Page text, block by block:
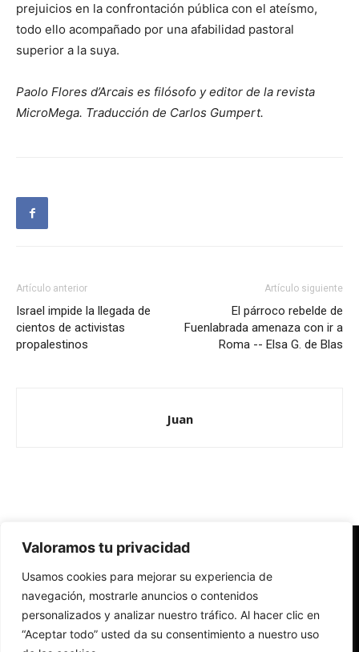
Valoramos tu privacidad
Usamos cookies para mejorar su experiencia de
navegación, mostrarle anuncios o contenidos
personalizados y analizar nuestro tráfico. Al hacer clic en
“Aceptar todo” usted da su consentimiento a nuestro uso
prejuicios en la confrontación pública con el ateísmo,
todo ello acompañado por una afabilidad pastoral
superior a la suya.
Paolo Flores d’Arcais es filósofo y editor de la revista
MicroMega. Traducción de Carlos Gumpert.
Artículo anterior
Israel impide la llegada de
cientos de activistas
propalestinos
Artículo siguiente
El párroco rebelde de
Fuenlabrada amenaza con ir a
Roma -- Elsa G. de Blas
Juan
Redes Cristianas
Una mirada alternativa sobre la Iglesia católica y la sociedad
- Colectivos de Redes Cristianas